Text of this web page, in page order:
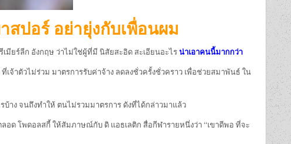
สปอร์ อย่ายุ่งกับเพื่อนผม
มียร์ลีก อังกฤษ ว่าไม่ใช่ผู้ที่มี นิสัยสะอิด สะเอียนอะไร น่าเอาคนนี้มากกว่า
จ้าตัวไม่ร่วม มาตรการรับค่าจ้าง ลดลงชั่วครั้งชั่วคราว เพื่อช่วยสมาพันธ์ ใน
บ้าง จนถึงทำให้ ตนไม่รวมมาตรการ ดังที่ได้กล่าวมาแล้ว
อด โพดอลสกี้ ให้สัมภาษณ์กับ ดิ แอธเลติก สื่อกีฬารายหนึ่งว่า “เขาดีพอ ที่จะ